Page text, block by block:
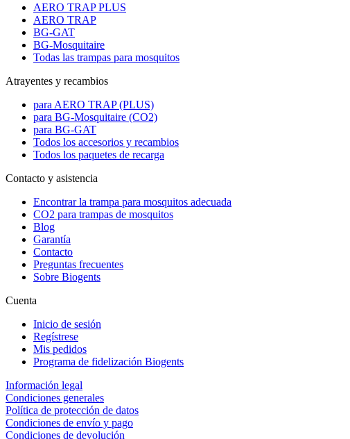
AERO TRAP PLUS
AERO TRAP
BG-GAT
BG-Mosquitaire
Todas las trampas para mosquitos
Atrayentes y recambios
para AERO TRAP (PLUS)
para BG-Mosquitaire (CO2)
para BG-GAT
Todos los accesorios y recambios
Todos los paquetes de recarga
Contacto y asistencia
Encontrar la trampa para mosquitos adecuada
CO2 para trampas de mosquitos
Blog
Garantía
Contacto
Preguntas frecuentes
Sobre Biogents
Cuenta
Inicio de sesión
Regístrese
Mis pedidos
Programa de fidelización Biogents
Información legal
Condiciones generales
Política de protección de datos
Condiciones de envío y pago
Condiciones de devolución